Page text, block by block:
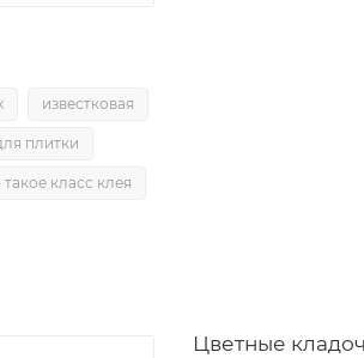
Цветные
известковая
плитки
такое класс клея